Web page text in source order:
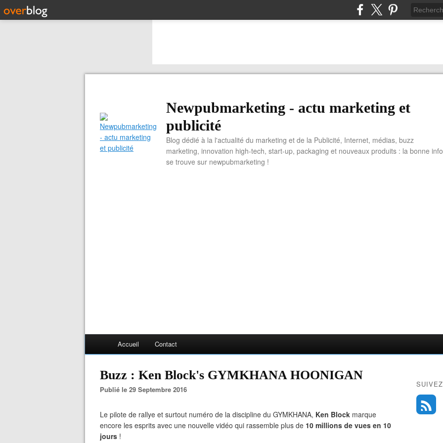
Newpubmarketing - actu marketing et
publicité
Blog dédié à la l'actualité du marketing et de la Publicité, Internet, médias, buzz
marketing, innovation high-tech, start-up, packaging et nouveaux produits : la bonne info
se trouve sur newpubmarketing !
Accueil Contact
Buzz : Ken Block's GYMKHANA HOONIGAN
Publié le 29 Septembre 2016
Le pilote de rallye et surtout numéro de la discipline du GYMKHANA, Ken Block marque
encore les esprits avec une nouvelle vidéo qui rassemble plus de 10 millions de vues en 10
jours !